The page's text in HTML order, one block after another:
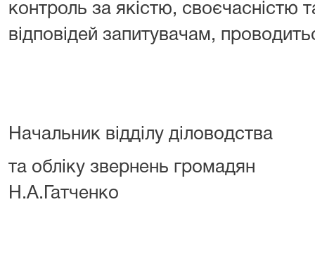
контроль за якістю, своєчасністю
відповідей запитувачам,
Начальник відділу діловодства
та обліку
Н.А.Гатченко